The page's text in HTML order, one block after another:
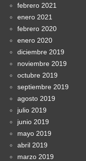
febrero 2021
enero 2021
febrero 2020
enero 2020
diciembre 2019
noviembre 2019
octubre 2019
septiembre 2019
agosto 2019
julio 2019
junio 2019
mayo 2019
abril 2019
marzo 2019